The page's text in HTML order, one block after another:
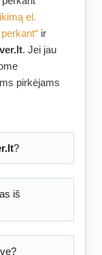
el.
ir
. Jei jau
pirkėjams
?
iš